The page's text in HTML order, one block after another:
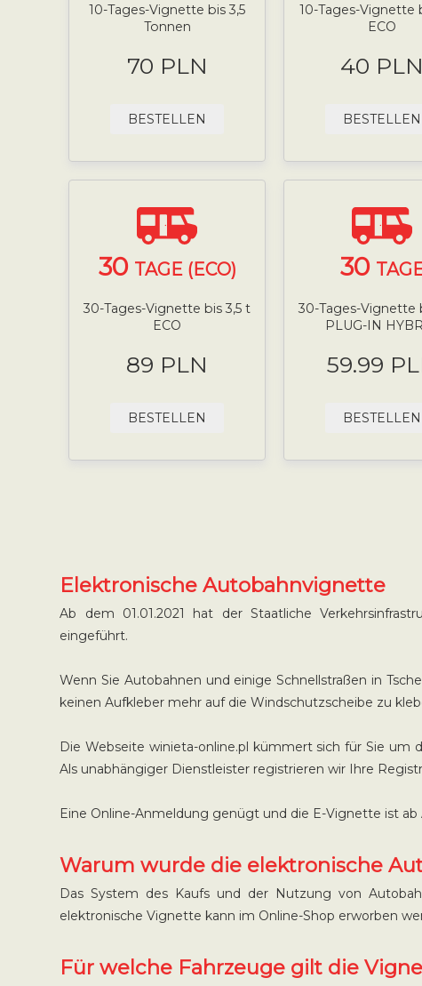
10-Tages-Vignette bis 3,5
Tonnen
70 PLN
BESTELLEN
10-Tages-Vignette
ECO
40 PLN
BESTELLEN
30 TAGE (ECO)
30-Tages-Vignette bis 3,5 t
ECO
89 PLN
BESTELLEN
30
30-Tages-Vignette
PLUG-IN
59.99
BESTELLEN
Elektronische Autobahnvignette
Ab dem 01.01.2021 hat der Staatliche
eingeführt.
Wenn Sie Autobahnen und einige Schnellstraßen in
keinen Aufkleber mehr auf die Windschutzscheibe zu
Die Webseite winieta-online.pl kümmert sich für Sie
Als unabhängiger Dienstleister registrieren wir Ihre
Eine Online-Anmeldung genügt und die E-Vignette ist
Warum wurde die elektronische
Das System des Kaufs und der Nutzung von
elektronische Vignette kann im Online-Shop erworben
Für welche Fahrzeuge gilt die